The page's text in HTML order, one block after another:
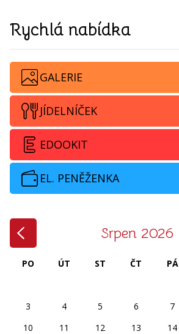
Rychlá nabídka
GALERIE
JÍDELNÍČEK
EDOOKIT
EL. PENĚŽENKA
Srpen 2026
PO ÚT ST ČT PÁ
3
4 5 6 7
10
11 12 13 14